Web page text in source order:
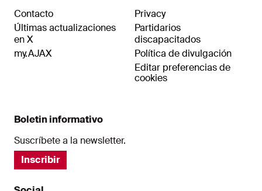
Contacto
Últimas actualizaciones
en X
my.AJAX
Privacy
Partidarios
discapacitados
Política de divulgación
Editar preferencias de
cookies
Boletin informativo
Suscríbete a la newsletter.
Inscribir